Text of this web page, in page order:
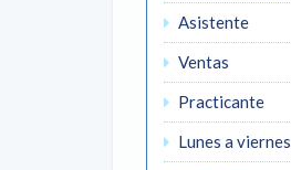
Asistente
Ventas
Practicante
Lunes a viernes